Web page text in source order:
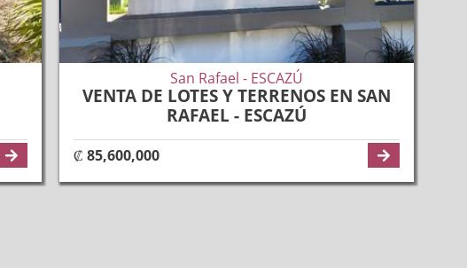
San Rafael - ESCAZÚ
VENTA DE LOTES Y TERRENOS EN SAN
RAFAEL - ESCAZÚ
₡ 85,600,000